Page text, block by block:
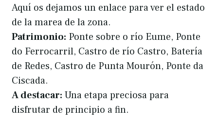
Aquí os dejamos un enlace para ver el estado
de la marea de la zona.
Patrimonio: Ponte sobre o río Eume, Ponte
do Ferrocarril, Castro de río Castro, Batería
de Redes, Castro de Punta Mourón, Ponte da
Ciscada.
A destacar: Una etapa preciosa para
disfrutar de principio a fin.